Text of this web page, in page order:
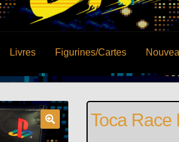
Livres Figurines/Cartes
Toca Race